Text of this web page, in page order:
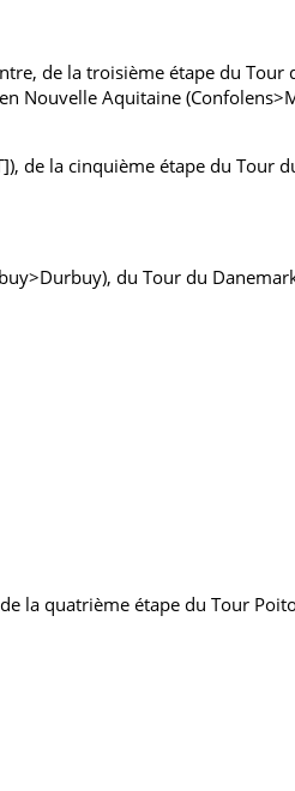
de la troisième étape du Tour
Nouvelle Aquitaine
de la cinquième étape du Tour
du Tour du
la quatrième étape du Tour